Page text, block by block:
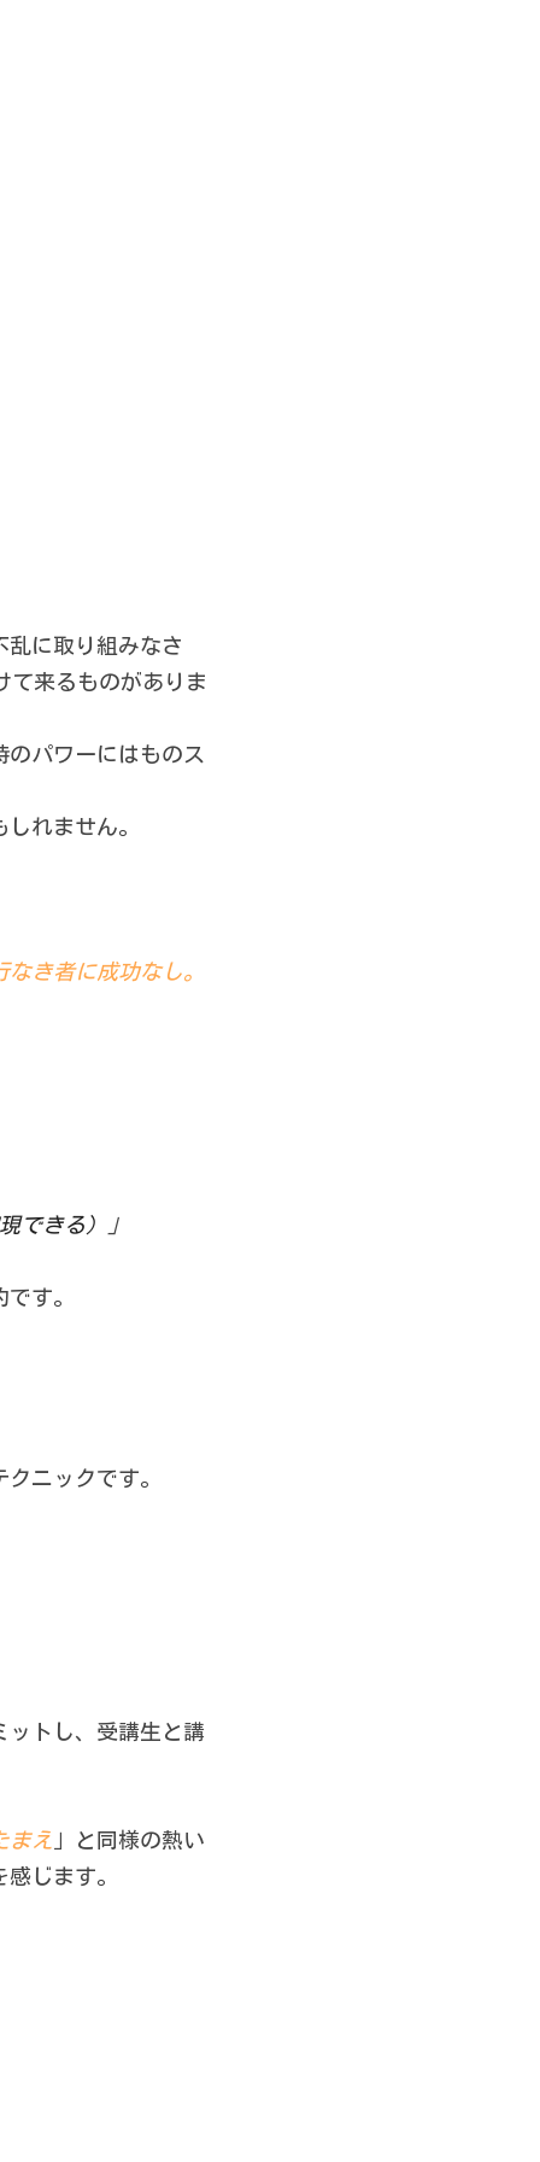
乱に取り組みなさ
て来るものがありま
パワーにはものス
れません。
き者に成功なし。
きる） 」
す。
ニックです。
ットし、受講生と講
まえ 」と同様の熱い
じます。